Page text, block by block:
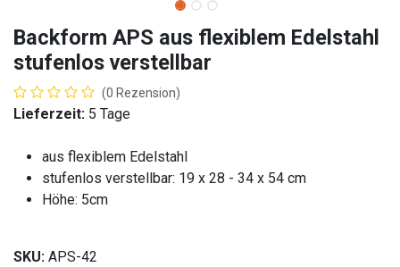
Backform APS aus flexiblem Edelstahl
stufenlos verstellbar
(0 Rezension)
Lieferzeit: 5 Tage
aus flexiblem Edelstahl
stufenlos verstellbar: 19 x 28 - 34 x 54 cm
Höhe: 5cm
SKU: APS-42